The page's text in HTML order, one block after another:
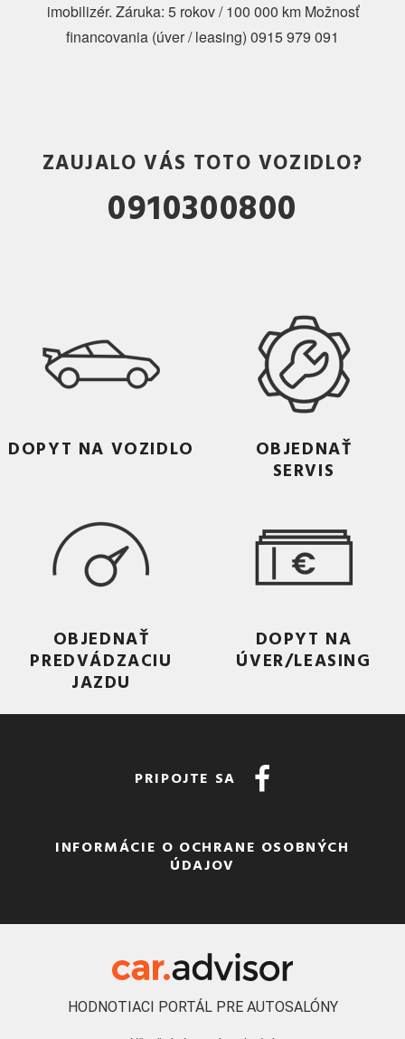
imobilizér. Záruka: 5 rokov / 100 000 km Možnosť
financovania (úver / leasing) 0915 979 091
ZAUJALO VÁS TOTO VOZIDLO?
0910300800
DOPYT NA VOZIDLO
OBJEDNAŤ
SERVIS
OBJEDNAŤ
PREDVÁDZACIU
JAZDU
DOPYT NA
ÚVER/LEASING
PRIPOJTE SA
INFORMÁCIE O OCHRANE OSOBNÝCH
ÚDAJOV
HODNOTIACI PORTÁL PRE AUTOSALÓNY